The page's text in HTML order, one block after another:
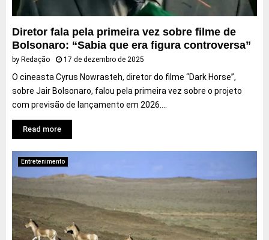
Diretor fala pela primeira vez sobre filme de
Bolsonaro: “Sabia que era figura controversa”
by Redação 17 de dezembro de 2025
O cineasta Cyrus Nowrasteh, diretor do filme “Dark Horse”,
sobre Jair Bolsonaro, falou pela primeira vez sobre o projeto
com previsão de lançamento em 2026....
Read more
Entretenimento